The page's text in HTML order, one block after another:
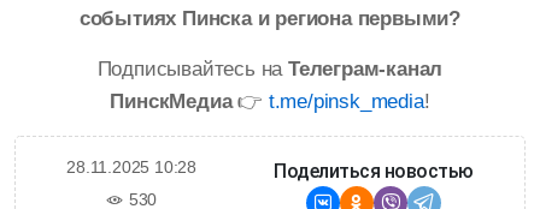
событиях Пинска и региона первыми?
Подписывайтесь наТелеграм-канал
ПинскМедиа👉 t.me/pinsk_media!
28.11.2025 10:28
530
Поделиться новостью